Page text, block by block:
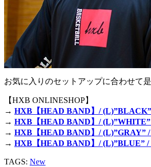
お気に入りのセットアップに合わせて
【HXB ONLINESHOP】
→ HXB【HEAD BAND】/
→ HXB【HEAD BAND】/ (L)”WHITE”
→ HXB【HEAD BAND】/ (L)”GRAY” /
→ HXB【HEAD BAND】/ (L)”BLUE” /
TAGS: New